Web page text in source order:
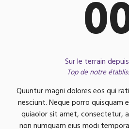
Sur le terrain
Top de notre
Quuntur magni dolores eos qui
nesciunt. Neque porro quisquam
quiaolor sit amet, consectetur,
non numquam eius modi